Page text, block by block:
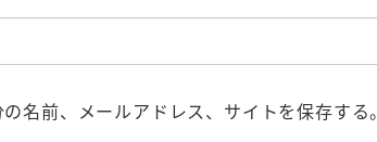
名前、メールアドレス、サイトを保存する。